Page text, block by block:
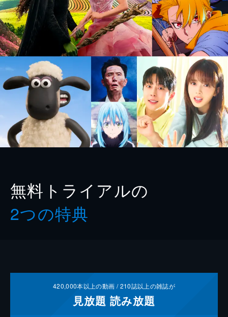
無料トライアルの
2つの特典
420,000本以上の動画 /210誌以上の雑誌が
見放題 読み放題